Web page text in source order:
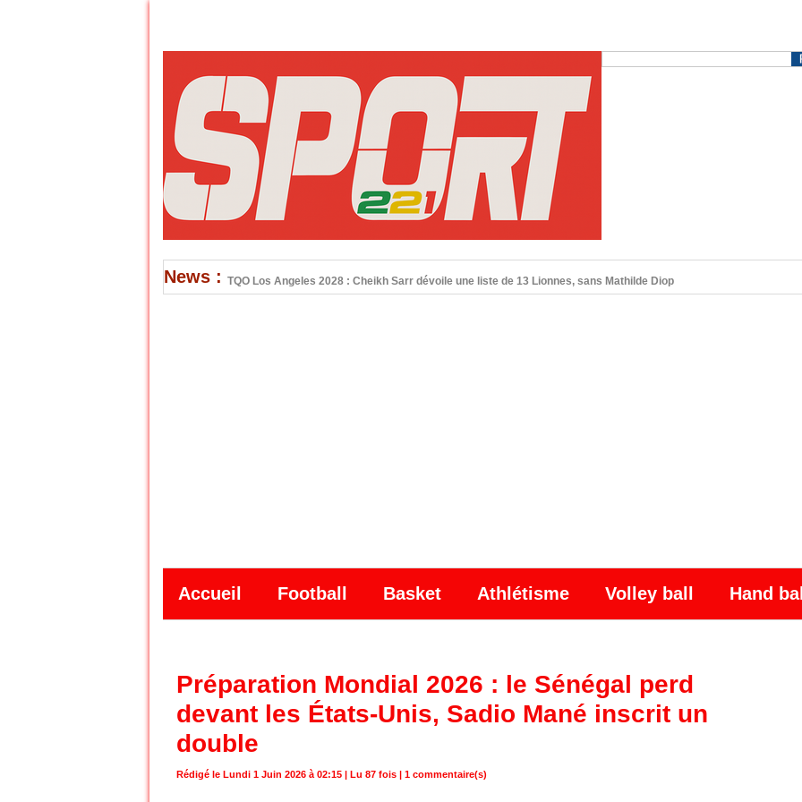
News : TQO Los Angeles 2028 : Cheikh Sarr dévoile une liste de 13 Lionnes, sans Mathilde Diop
Accueil Football Basket Athlétisme Volley ball Hand
Préparation Mondial 2026 : le Sénégal perd
devant les États-Unis, Sadio Mané inscrit un
double
Rédigé le Lundi 1 Juin 2026 à 02:15 | Lu 87 fois | 1 commentaire(s)